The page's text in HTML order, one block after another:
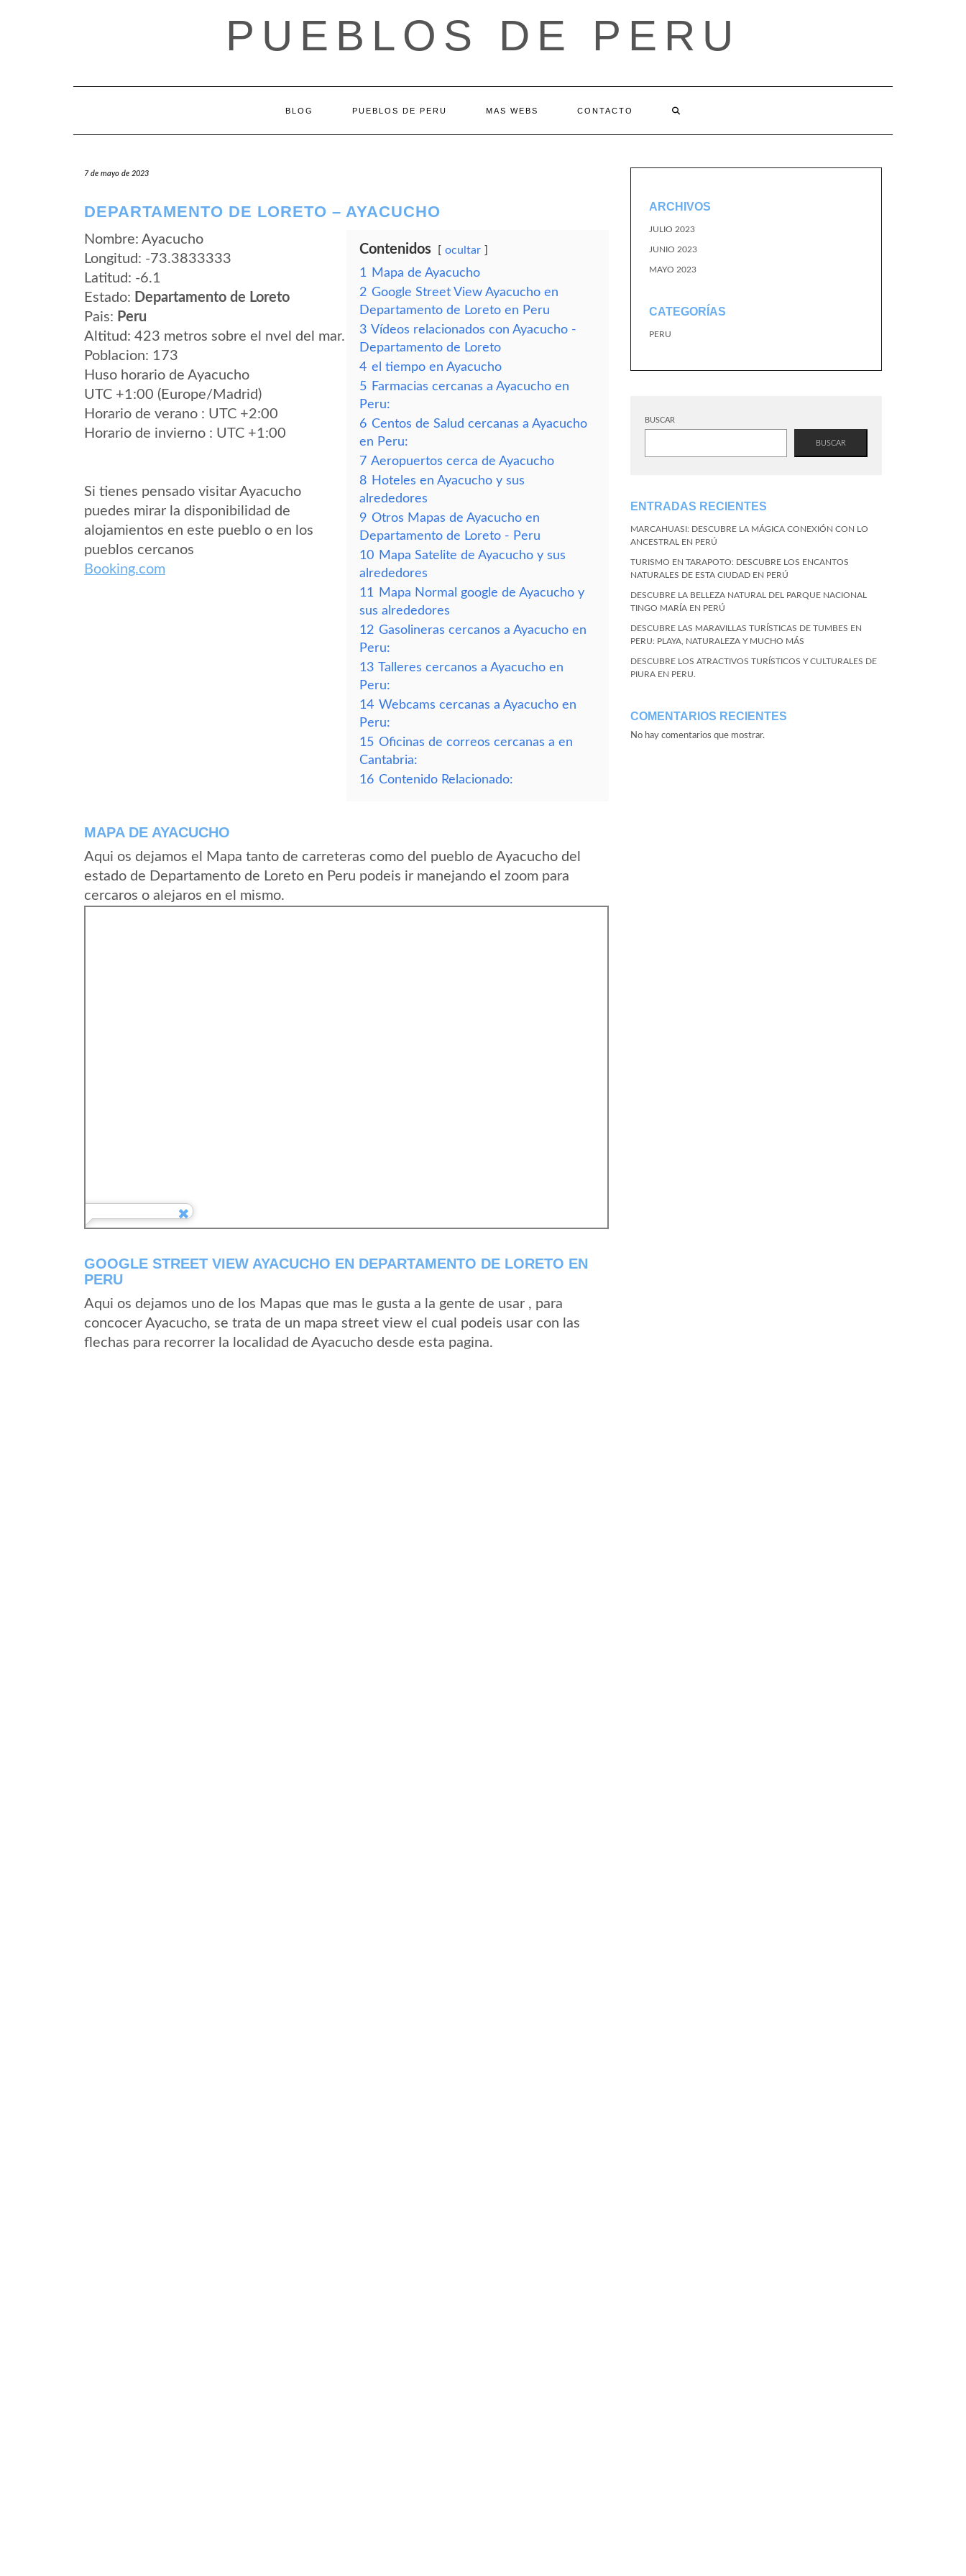
PUEBLOS DE PERU
BLOG PUEBLOS DE PERU MAS WEBS CONTACTO
7 de mayo de 2023
DEPARTAMENTO DE LORETO – AYACUCHO
Nombre: Ayacucho
Longitud: -73.3833333
Latitud: -6.1
Estado: Departamento de Loreto
Pais: Peru
Altitud: 423 metros sobre el nvel del mar.
Poblacion: 173
Huso horario de Ayacucho
UTC +1:00 (Europe/Madrid)
Horario de verano : UTC +2:00
Horario de invierno : UTC +1:00
Si tienes pensado visitar Ayacucho
puedes mirar la disponibilidad de
alojamientos en este pueblo o en los
pueblos cercanos
Booking.com
Contenidos ocultar
1
Mapa de Ayacucho
2 Google Street View Ayacucho en
Departamento de Loreto en Peru
3 Vídeos relacionados con Ayacucho -
Departamento de Loreto
4 el tiempo en Ayacucho
5 Farmacias cercanas a Ayacucho en
Peru:
6 Centos de Salud cercanas a Ayacucho
en Peru:
7 Aeropuertos cerca de Ayacucho
8 Hoteles en Ayacucho y sus
alrededores
9 Otros Mapas de Ayacucho en
Departamento de Loreto - Peru
10 Mapa Satelite de Ayacucho y sus
alrededores
11
Mapa Normal google de Ayacucho y
sus alrededores
12 Gasolineras cercanos a Ayacucho en
Peru:
13 Talleres cercanos a Ayacucho en
Peru:
14 Webcams cercanas a Ayacucho en
Peru:
15 Oficinas de correos cercanas a en
Cantabria:
16 Contenido Relacionado:
MAPA DE AYACUCHO
Aqui os dejamos el Mapa tanto de carreteras como del pueblo de Ayacucho del
estado de Departamento de Loreto en Peru podeis ir manejando el zoom para
cercaros o alejaros en el mismo.
GOOGLE STREET VIEW AYACUCHO EN DEPARTAMENTO DE LORETO EN
PERU
Aqui os dejamos uno de los Mapas que mas le gusta a la gente de usar , para
concocer Ayacucho, se trata de un mapa street view el cual podeis usar con las
flechas para recorrer la localidad de Ayacucho desde esta pagina.
ARCHIVOS
JULIO 2023
JUNIO 2023
MAYO 2023
CATEGORÍAS
PERU
BUSCAR
BUSCAR
ENTRADAS RECIENTES
MARCAHUASI: DESCUBRE LA MÁGICA CONEXIÓN CON LO
ANCESTRAL EN PERÚ
TURISMO EN TARAPOTO: DESCUBRE LOS ENCANTOS
NATURALES DE ESTA CIUDAD EN PERÚ
DESCUBRE LA BELLEZA NATURAL DEL PARQUE NACIONAL
TINGO MARÍA EN PERÚ
DESCUBRE LAS MARAVILLAS TURÍSTICAS DE TUMBES EN
PERU: PLAYA, NATURALEZA Y MUCHO MÁS
DESCUBRE LOS ATRACTIVOS TURÍSTICOS Y CULTURALES DE
PIURA EN PERU.
COMENTARIOS RECIENTES
No hay comentarios que mostrar.